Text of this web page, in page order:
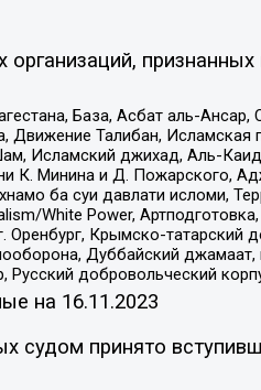
признанных
База, Асбат аль-Ансар,
Талибан, Исламская
Исламский джихад, Аль-
К. Минина и Д. Пожарского,
ба суи давлати исломи,
White Power, Артподготовка,
Оренбург, Крымско-татарский
Дуббайский джамаат,
добровольческий
на 16.11.2023
судом принято